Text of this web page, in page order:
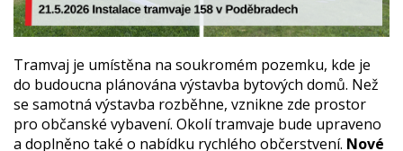
Tramvaj je umístěna na soukromém pozemku, kde je
do budoucna plánována výstavba bytových domů. Než
se samotná výstavba rozběhne, vznikne zde prostor
pro občanské vybavení. Okolí tramvaje bude upraveno
a doplněno také o nabídku rychlého občerstvení. Nové